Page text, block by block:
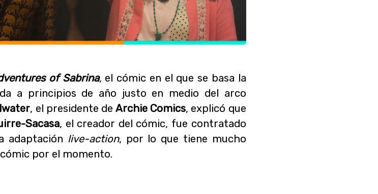
of Sabrina, el cómic en el que se basa la
a principios de año justo en medio del arco
, el presidente deArchie Comics, explicó que
Sacasa, el creador del cómic, fue contratado
adaptación live-action, por lo que tiene mucho
por el momento.